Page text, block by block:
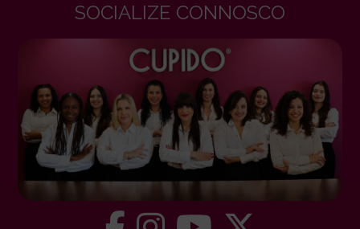
SOCIALIZE CONNOSCO